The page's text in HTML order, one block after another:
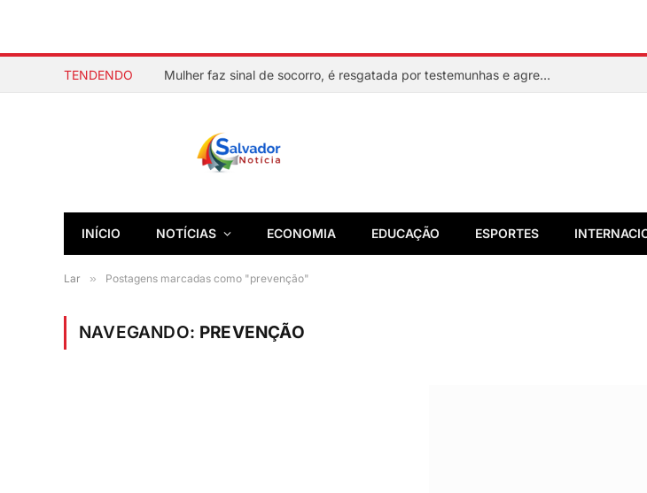
TENDENDO Mulher faz sinal de socorro, é resgatada por testemunhas e agressor acaba preso em flagrante
INÍCIO NOTÍCIAS ECONOMIA EDUCAÇÃO ESPORTES
Lar » Postagens marcadas como "prevenção"
NAVEGANDO: PREVENÇÃO